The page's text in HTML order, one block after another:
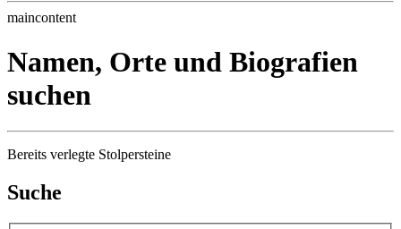
maincontent
Namen, Orte und Biografien
suchen
Bereits verlegte Stolpersteine
Suche